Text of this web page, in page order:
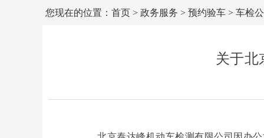
您现在的位置： 首页 > 政务服务 > 预约验车 > 车检
关于北